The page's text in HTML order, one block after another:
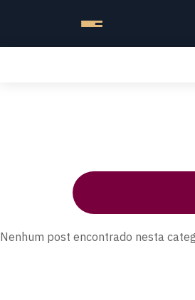
Nenhum post encontrado nesta